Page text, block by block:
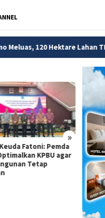
Lahan TNBTS Hangus
»
Fatoni: Pemda
KPBU agar
Tetap